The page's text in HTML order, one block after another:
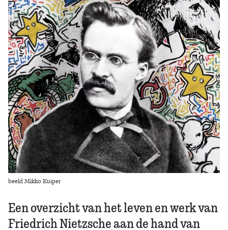
beeld Mikko Kuiper
Een overzicht van het leven en werk van
Friedrich Nietzsche aan de hand van